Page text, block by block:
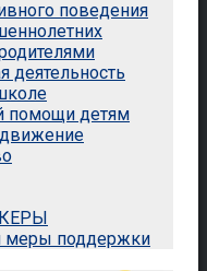
поведения
деятельность
помощи детям
меры поддержки